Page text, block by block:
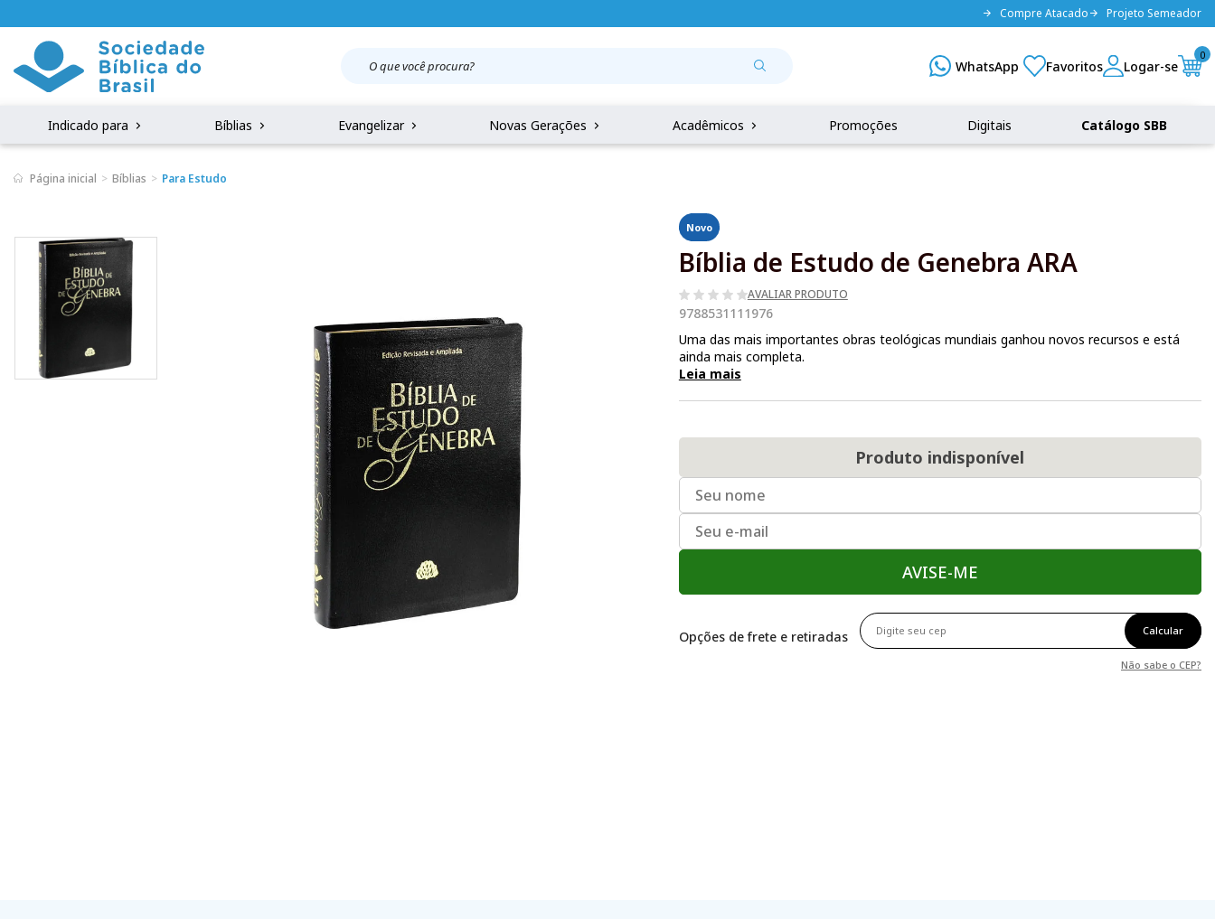
Compre Atacado Projeto Semeador
0
Indicado para Bíblias Evangelizar Novas Gerações Acadêmicos Promoções Digitais Catálogo SBB
Página inicial Bíblias Para Estudo
Novo
Bíblia de Estudo de Genebra ARA
AVALIAR PRODUTO
9788531111976
Uma das mais importantes obras teológicas mundiais ganhou novos recursos e está
ainda mais completa.
Leia mais
Produto indisponível
AVISE-ME
Opções de frete e retiradas Calcular
Não sabe o CEP?